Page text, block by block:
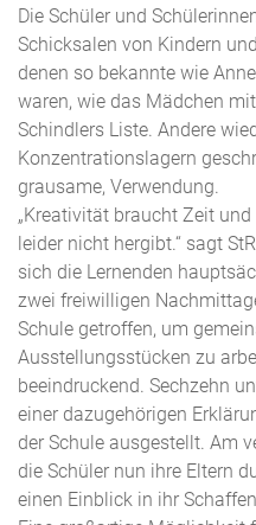
Die Schüler und
Schicksalen von Kindern
denen so bekannte wie
waren, wie das Mädchen
Schindlers Liste. Andere
Konzentrationslagern
grausame, Verwendung.
„Kreativität braucht Zeit
leider nicht hergibt.“ sagt
sich die Lernenden
zwei freiwilligen
Schule getroffen, um
Ausstellungsstücken zu
beeindruckend. Sechzehn
einer dazugehörigen
der Schule ausgestellt. Am
die Schüler nun ihre Eltern
einen Einblick in ihr